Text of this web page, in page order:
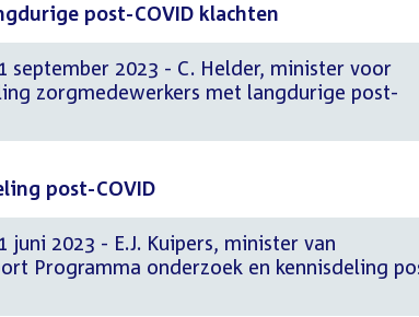
post-COVID klachten
september 2023 - C. Helder, minister voor
zorgmedewerkers met langdurige post-
post-COVID
2023 - E.J. Kuipers, minister van
Programma onderzoek en kennisdeling